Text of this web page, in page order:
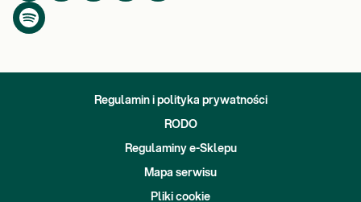
Regulamin i polityka prywatności
RODO
Regulaminy e-Sklepu
Mapa serwisu
Pliki cookie